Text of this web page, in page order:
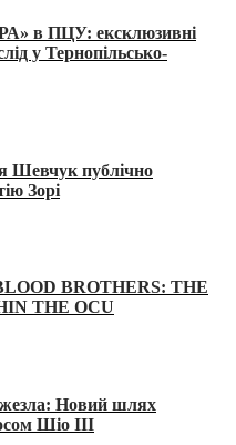
в ПЦУ: ексклюзивні
у Тернопільсько-
Шевчук публічно
Зорі
BROTHERS: THE
THE OCU
жезла: Новий шлях
Шіо III